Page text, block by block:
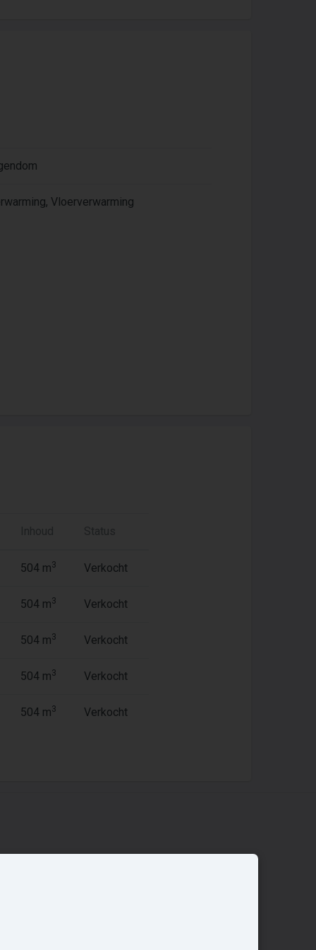
Vloerverwarming
Inhoud Status
504 m3 Verkocht
504 m3 Verkocht
504 m3 Verkocht
504 m3 Verkocht
504 m3 Verkocht